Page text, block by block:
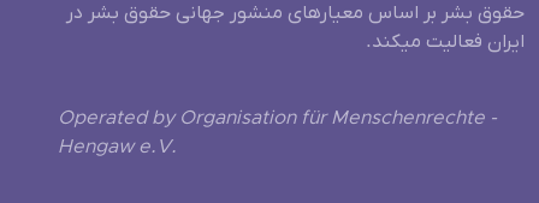
حقوق بشر بر اساس معیارهای منشور جهانی حقوق بشر در
ایران فعالیت میکند.
Operated by Organisation für Menschenrechte -
Hengaw e.V.